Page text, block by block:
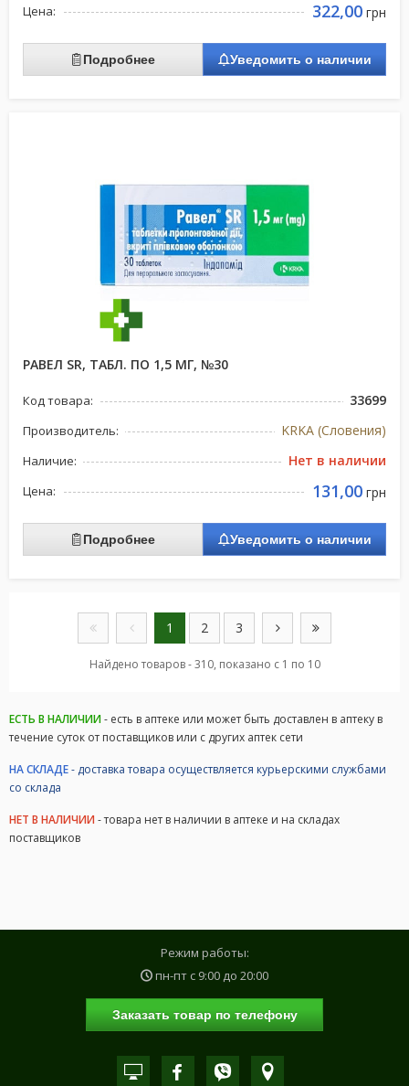
Цена: 322,00 грн
Подробнее Уведомить о наличии
РАВЕЛ SR, ТАБЛ. ПО 1,5 МГ, №30
Код товара: 33699
Производитель: KRKA (Словения)
Наличие: Нет в наличии
Цена: 131,00 грн
Подробнее Уведомить о наличии
1 2 3
Найдено товаров - 310, показано с 1 по 10
ЕСТЬ В НАЛИЧИИ- есть в аптеке или может быть доставлен в аптеку в
течение суток от поставщиков или с других аптек сети
НА СКЛАДЕ- доставка товара осуществляется курьерскими службами
со склада
НЕТ В НАЛИЧИИ- товара нет в наличии в аптеке и на складах
поставщиков
Режим работы:
пн-пт с 9:00 до 20:00
Заказать товар по телефону